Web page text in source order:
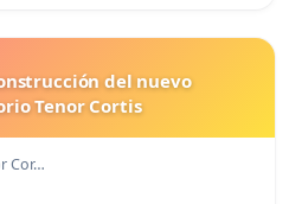
del nuevo
Tenor Cortis
Cor…